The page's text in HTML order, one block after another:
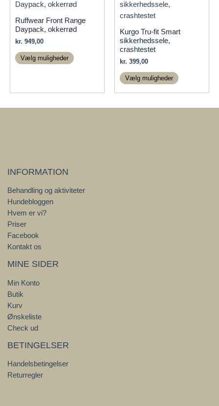
kan
på
Ruffwear Front Range
Daypack, okkerrød
kr. 949,00
Vælg muligheder
Mulighederne
Kurgo Tru-fit Smart
sikkerhedssele,
crashtestet
kr. 399,00
Vælg muligheder
flere
INFORMATION
Behandling og aktiviteter
Hundebloggen
Hvem er vi?
Priser
Facebook
Kontakt os
MINE SIDER
Min Konto
Butik
Kurv
Ønskeliste
Check ud
BETINGELSER
Handelsbetingelser
Returregler